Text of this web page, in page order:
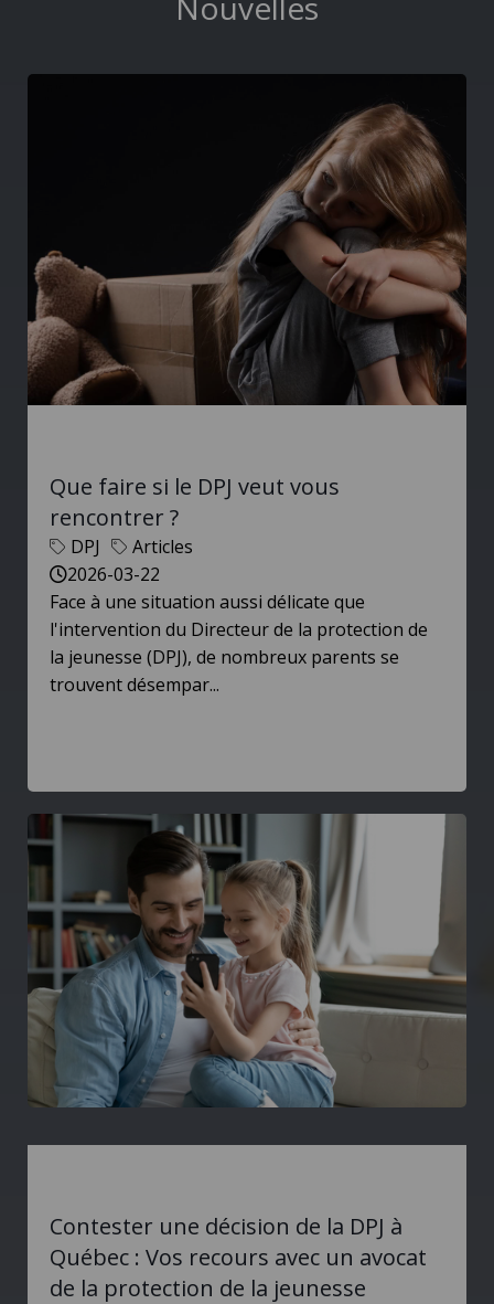
Que faire si le DPJ veut vous
rencontrer ?
DPJ
Articles
2026-03-22
Face à une situation aussi délicate que
l'intervention du Directeur de la protection de
la jeunesse (DPJ), de nombreux parents se
trouvent désempar...
Contester une décision de la DPJ à
Québec : Vos recours avec un avocat
de la protection de la jeunesse